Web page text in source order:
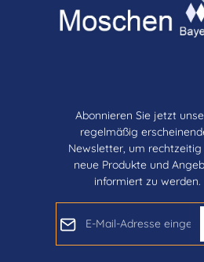
Abonnieren Sie jetzt
regelmäßig
Newsletter, um rechtzeitig
neue Produkte und
informiert zu werden.
E-Mail-